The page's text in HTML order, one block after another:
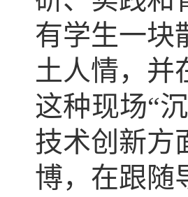
有学生一块
土人情，并
这种现场“
技术创新方
博，在跟随